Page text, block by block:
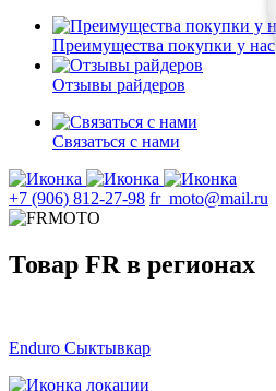
Преимущества покупки у нас
Отзывы райдеров
Связаться с нами
+7 (906) 812-27-98 fr_moto@mail.ru
Товар FR в регионах
Enduro Сыктывкар